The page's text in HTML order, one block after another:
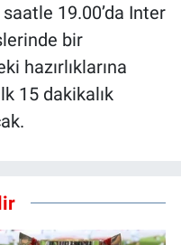
19.00’da Inter
bir
hazırlıklarına
15 dakikalık